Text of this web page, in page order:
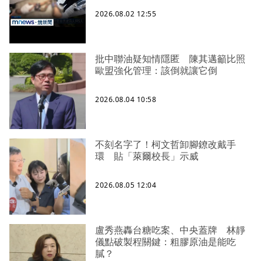
2026.08.02 12:55
批中聯油疑知情隱匿 陳其邁籲比照
歐盟強化管理：該倒就讓它倒
2026.08.04 10:58
不刻名字了！柯文哲卸腳鐐改戴手
環 貼「萊爾校長」示威
2026.08.05 12:04
盧秀燕轟台糖吃案、中央蓋牌 林靜
儀點破製程關鍵：粗膠原油是能吃
膩？